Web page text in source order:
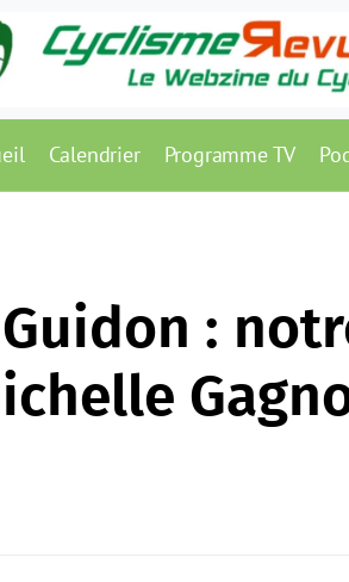
Calendrier Programme TV
: